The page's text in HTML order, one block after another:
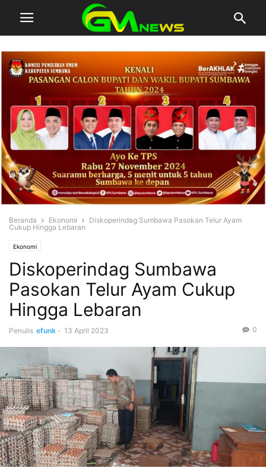
Beranda Ekonomi
Diskoperindag Sumbawa Pasokan Telur Ayam
Cukup Hingga Lebaran
Ekonomi
Diskoperindag Sumbawa
Pasokan Telur Ayam Cukup
Hingga Lebaran
Penulis efunk - 13 April 2023 0